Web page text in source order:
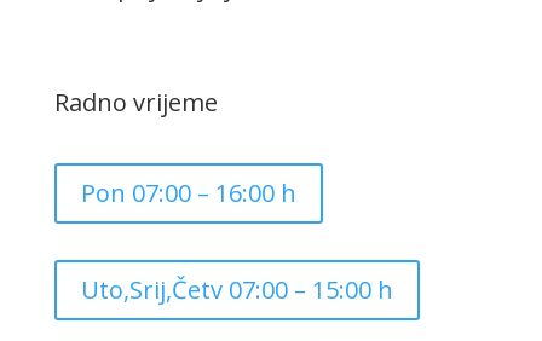
Radno vrijeme
Pon 07:00 – 16:00 h
Uto,Srij,Četv 07:00 – 15:00 h